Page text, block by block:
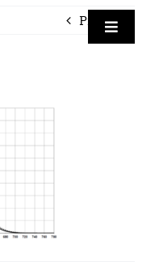
Toggle
Previous